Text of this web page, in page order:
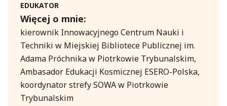
EDUKATOR
Więcej o mnie:
kierownik Innowacyjnego Centrum Nauki i
Techniki w Miejskiej Bibliotece Publicznej im.
Adama Próchnika w Piotrkowie Trybunalskim,
Ambasador Edukacji Kosmicznej ESERO-Polska,
koordynator strefy SOWA w Piotrkowie
Trybunalskim